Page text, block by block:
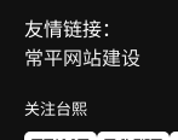
友情链接：
常平网站建设
关注台熙